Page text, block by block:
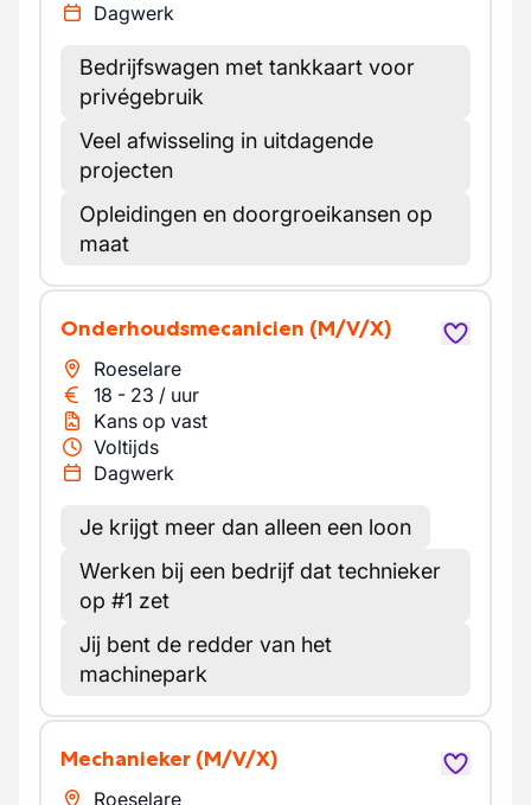
Dagwerk
Bedrijfswagen met tankkaart voor
privégebruik
Veel afwisseling in uitdagende
projecten
Opleidingen en doorgroeikansen op
maat
Onderhoudsmecanicien (M/V/X)
Roeselare
18 - 23 / uur
Kans op vast
Voltijds
Dagwerk
Je krijgt meer dan alleen een loon
Werken bij een bedrijf dat technieker
op #1 zet
Jij bent de redder van het
machinepark
Mechanieker (M/V/X)
Roeselare